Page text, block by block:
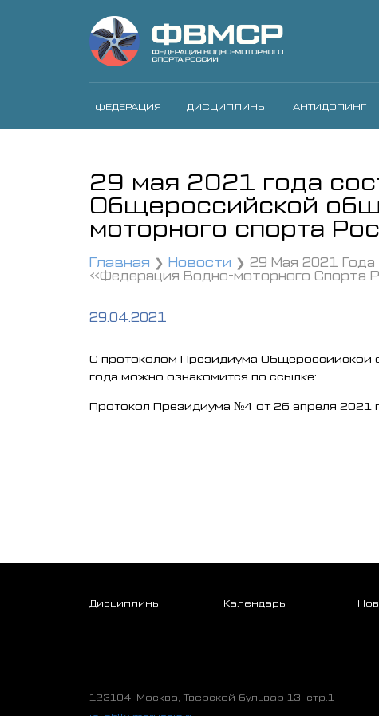
ФЕДЕРАЦИЯ ДИСЦИПЛИНЫ АНТИДОПИНГ
29 мая 2021 года
Общероссийской
моторного спорта
Главная Новости
29 Мая 2021
«Федерация Водно-моторного Спорта
29.04.2021
С протоколом Президиума Общероссийской
года можно ознакомится по ссылке:
Протокол Президиума №4 от 26 апреля 2021
Дисциплины Календарь
123104, Москва, Тверской бульвар 13, стр.1